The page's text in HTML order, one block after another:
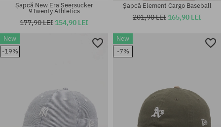
mărime universală
Mărimi existente:
S-M
Șapcă New Era Seersucker
9Twenty Athletics
177,90 LEI 154,90 LEI
Șapcă Element Cargo Baseball
201,90 LEI 165,90 LEI
New
-19%
New
-7%